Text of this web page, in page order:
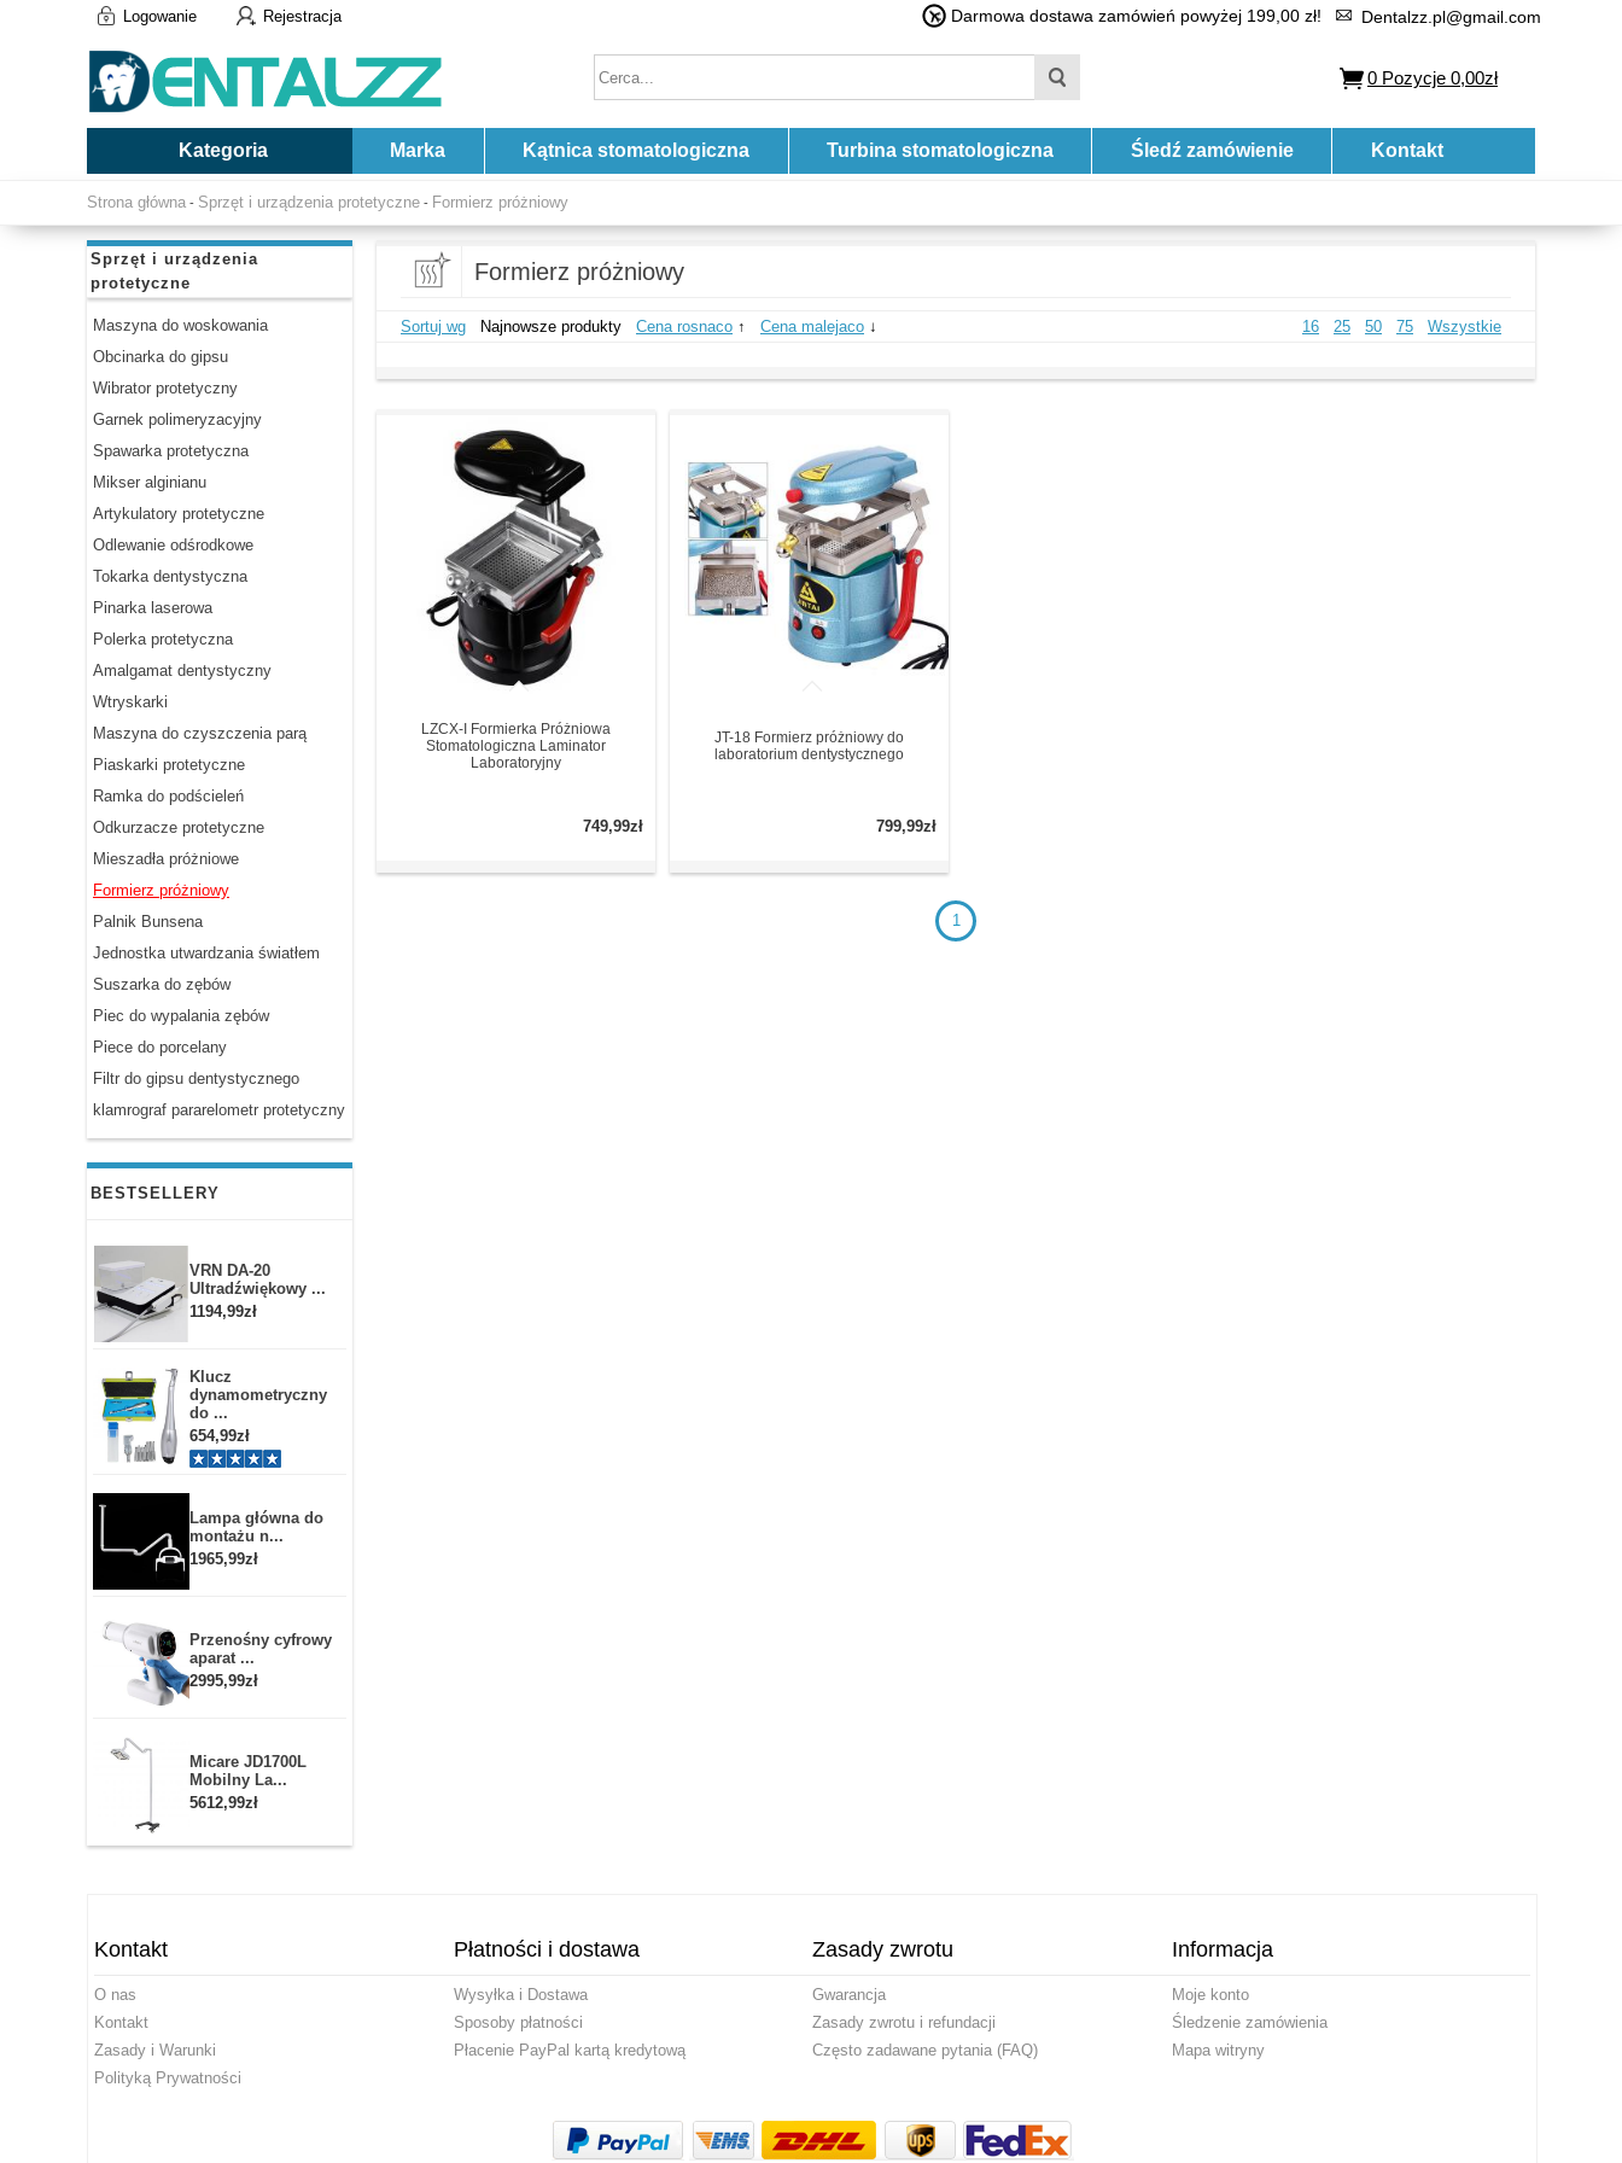
Logowanie Rejestracja Darmowa dostawa zamówień powyżej 199,00 zł! Dentalzz.pl@gmail.com
0 Pozycje 0,00zł
Kategoria Marka Kątnica stomatologiczna Turbina stomatologiczna Śledź zamówienie Kontakt
Strona główna - Sprzęt i urządzenia protetyczne - Formierz próżniowy
Sprzęt i urządzenia
protetyczne
Maszyna do woskowania
Obcinarka do gipsu
Wibrator protetyczny
Garnek polimeryzacyjny
Spawarka protetyczna
Mikser alginianu
Artykulatory protetyczne
Odlewanie odśrodkowe
Tokarka dentystyczna
Pinarka laserowa
Polerka protetyczna
Amalgamat dentystyczny
Wtryskarki
Maszyna do czyszczenia parą
Piaskarki protetyczne
Ramka do podścieleń
Odkurzacze protetyczne
Mieszadła próżniowe
Formierz próżniowy
Palnik Bunsena
Jednostka utwardzania światłem
Suszarka do zębów
Piec do wypalania zębów
Piece do porcelany
Filtr do gipsu dentystycznego
klamrograf pararelometr protetyczny
BESTSELLERY
VRN DA-20
Ultradźwiękowy ...
1194,99zł
Klucz
dynamometryczny
do ...
654,99zł
Lampa główna do
montażu n...
1965,99zł
Przenośny cyfrowy
aparat ...
2995,99zł
Micare JD1700L
Mobilny La...
5612,99zł
Formierz próżniowy
16 25 50 75 Wszystkie
Sortuj wg Najnowsze produkty Cena rosnaco ↑ Cena malejaco ↓
LZCX-I Formierka Próżniowa
Stomatologiczna Laminator
Laboratoryjny
749,99zł
JT-18 Formierz próżniowy do
laboratorium dentystycznego
799,99zł
1
Kontakt
O nas
Kontakt
Zasady i Warunki
Polityką Prywatności
Płatności i dostawa
Wysyłka i Dostawa
Sposoby płatności
Płacenie PayPal kartą kredytową
Zasady zwrotu
Gwarancja
Zasady zwrotu i refundacji
Często zadawane pytania (FAQ)
Informacja
Moje konto
Śledzenie zamówienia
Mapa witryny